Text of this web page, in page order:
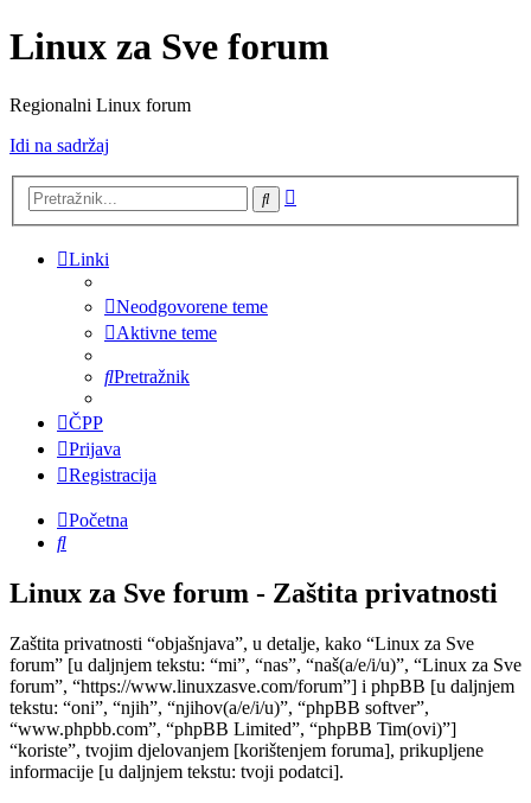
Linux za Sve forum
Regionalni Linux forum
Idi na sadržaj
Pretražnik
Linki
Neodgovorene teme
Aktivne teme
Pretražnik
ČPP
Prijava
Registracija
Početna
Pretražnik
Linux za Sve forum - Zaštita privatnosti
Zaštita privatnosti “objašnjava”, u detalje, kako “Linux za Sve
forum” [u daljnjem tekstu: “mi”, “nas”, “naš(a/e/i/u)”, “Linux za Sve
forum”, “https://www.linuxzasve.com/forum”] i phpBB [u daljnjem
tekstu: “oni”, “njih”, “njihov(a/e/i/u)”, “phpBB softver”,
“www.phpbb.com”, “phpBB Limited”, “phpBB Tim(ovi)”]
“koriste”, tvojim djelovanjem [korištenjem foruma], prikupljene
informacije [u daljnjem tekstu: tvoji podatci].